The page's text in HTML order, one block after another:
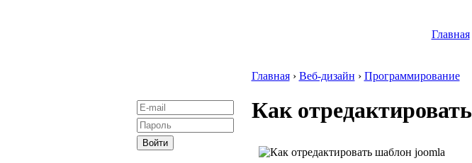
Главная
Главная› Веб-дизайн › Программирование
Как